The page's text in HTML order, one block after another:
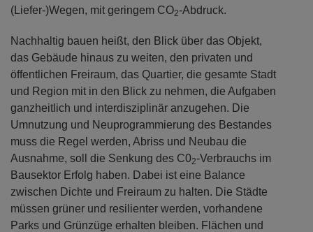
(Liefer-)Wegen, mit geringem CO2-Abdruck.
Nachhaltig bauen heißt, den Blick über das Objekt,
das Gebäude hinaus zu weiten, den privaten und
öffentlichen Freiraum, das Quartier, die gesamte Stadt
und Region mit in den Blick zu nehmen, die Aufgaben
ganzheitlich und interdisziplinär anzugehen. Die
Umnutzung und Neuprogrammierung des Bestandes
muss die Regel werden, Abriss und Neubau die
Ausnahme, soll die Senkung des C02-Verbrauchs im
Bausektor Erfolg haben. Dabei ist eine Balance
zwischen Dichte und Freiraum zu halten. Die Städte
müssen grüner und resilienter werden, vorhandene
Parks und Grünzüge erhalten bleiben. Flächen und